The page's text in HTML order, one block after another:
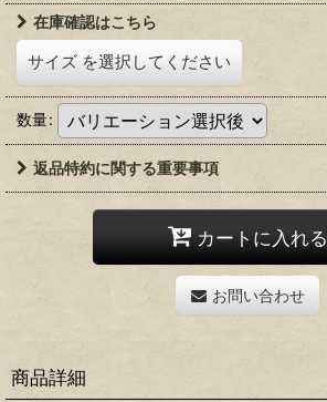
在庫確認はこちら
サイズ を選択してください
数量:
返品特約に関する重要事項
カートに入れる
お問い合わせ
商品詳細